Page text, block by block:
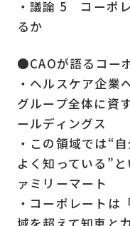
・議論 5 コーポ
るか
●CAOが語るコー
・ヘルスケア企業
グループ全体に資
ールディングス
・この領域では“
よく知っている”
ァミリーマート
・コーポレートは